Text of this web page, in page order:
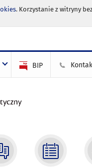
. Korzystanie z witryny
BIP